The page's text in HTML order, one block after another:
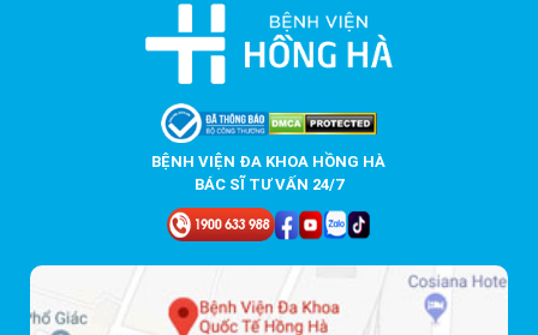
BỆNH VIỆN ĐA KHOA HỒNG HÀ
BÁC SĨ TƯ VẤN 24/7